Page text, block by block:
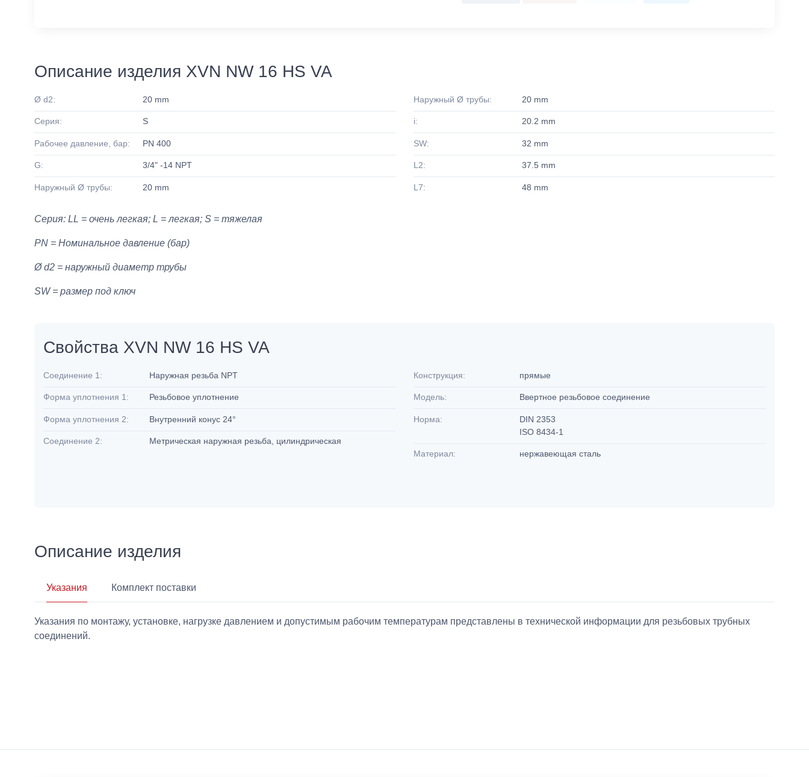
Описание изделия XVN NW 16 HS VA
Ø d2: 20 mm
Серия: S
Рабочее давление, бар: PN 400
G: 3/4" -14 NPT
Наружный Ø трубы: 20 mm
Наружный Ø трубы: 20 mm
i: 20.2 mm
SW: 32 mm
L2: 37.5 mm
L7: 48 mm
Серия: LL = очень легкая; L = легкая; S = тяжелая
PN = Номинальное давление (бар)
Ø d2 = наружный диаметр трубы
SW = размер под ключ
Свойства XVN NW 16 HS VA
Соединение 1: Наружная резьба NPT
Форма уплотнения 1: Резьбовое уплотнение
Форма уплотнения 2: Внутренний конус 24°
Соединение 2: Метрическая наружная резьба, цилиндрическая
Конструкция: прямые
Модель: Ввертное резьбовое соединение
Норма:
DIN 2353
ISO 8434-1
Материал: нержавеющая сталь
Описание изделия
Указания Комплект поставки
Указания по монтажу, установке, нагрузке давлением и допустимым рабочим температурам представлены в технической информации для резьбовых трубных
соединений.